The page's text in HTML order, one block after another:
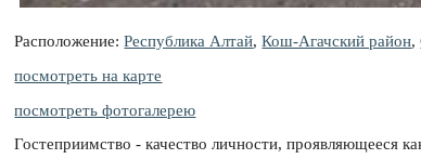
Расположение:Республика Алтай,Кош-Агачский район,
посмотреть на карте
посмотреть фотогалерею
Гостеприимство - качество личности, проявляющееся